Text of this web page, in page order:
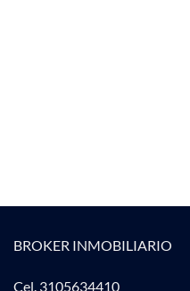
BROKER INMOBILIARIO
Cel. 3105634410